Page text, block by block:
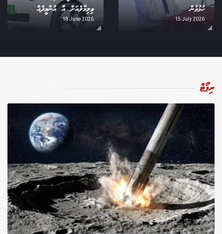
ހުޅުވުން
15 July 2026
ވިލިމާލެއަށް އާ އުންމީދެއް
18 June 2026
ރިޕޯޓް